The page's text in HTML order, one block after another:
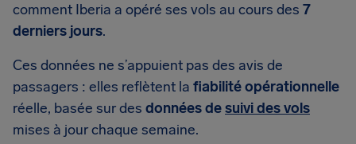
comment Iberia a opéré ses vols au cours des 7
derniers jours.
Ces données ne s’appuient pas des avis de
passagers : elles reflètent la fiabilité opérationnelle
réelle, basée sur des données desuivi des vols
mises à jour chaque semaine.